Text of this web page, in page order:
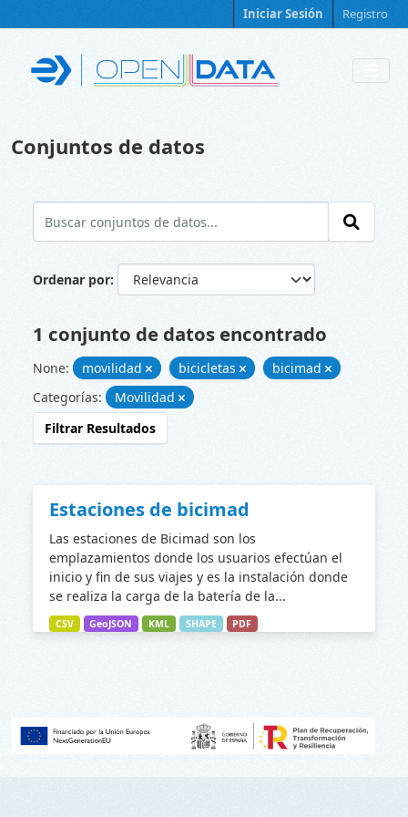
Iniciar Sesión Registro
Conjuntos de datos
Ordenar por
1 conjunto de datos encontrado
None: movilidad bicicletas
bicimad
Categorías:
Movilidad
Filtrar Resultados
Estaciones de bicimad
Las estaciones de Bicimad son los
emplazamientos donde los usuarios efectúan el
inicio y fin de sus viajes y es la instalación donde
se realiza la carga de la batería de la...
CSV GeoJSON KML SHAPE PDF